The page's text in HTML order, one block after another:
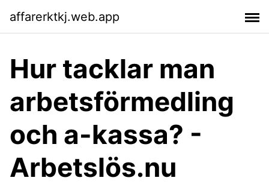
affarerktkj.web.app
Hur tacklar man
arbetsförmedling
och a-kassa? -
Arbetslös.nu